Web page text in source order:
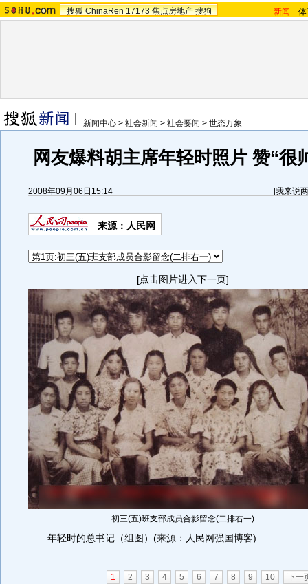
搜狐 ChinaRen 17173 焦点房地产 搜狗 新闻 -
新闻中心 > 社会新闻 > 社会要闻 > 世态万象
网友爆料胡主席年轻时照片 赞“很
2008年09月06日15:14 [我来说
来源：人民网
[点击图片进入下一页]
初三(五)班支部成员合影留念(二排右一)
年轻时的总书记（组图）(来源：人民网强国博客)
1 2 3 4 5 6 7 8 9 10 下一